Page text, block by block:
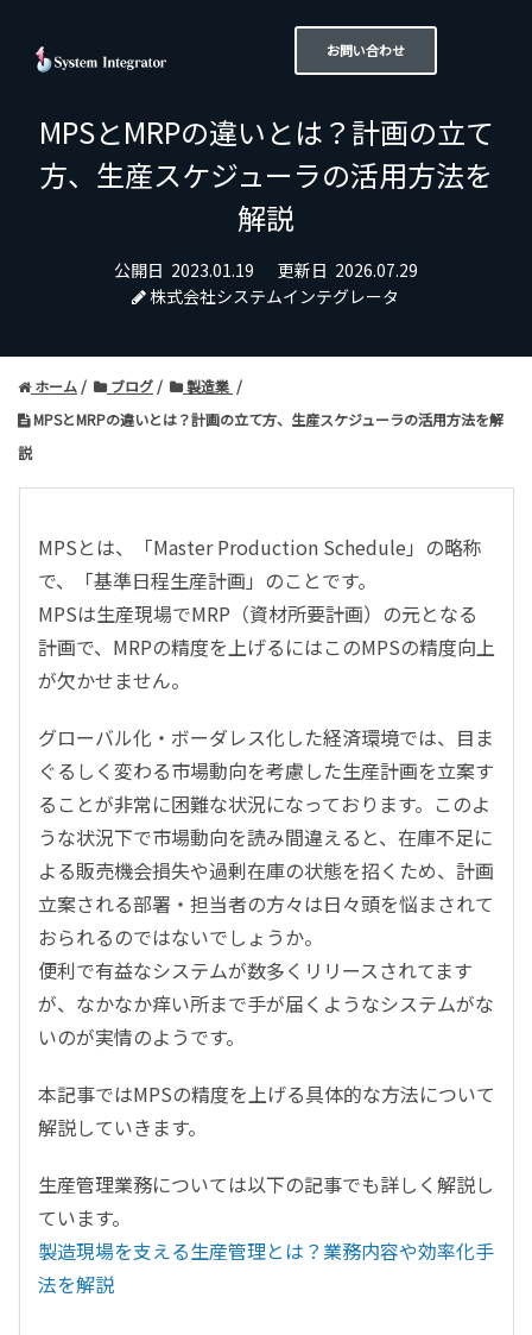
お問い合わせ
MPSとMRPの違いとは？計画の立て
方、生産スケジューラの活用方法を
解説
公開日 2023.01.19 更新日 2026.07.29
株式会社システムインテグレータ
ホーム ブログ
製造業
MPSとMRPの違いとは？計画の立て方、生産スケジューラの活用方法を解
説
MPSとは、「Master Production Schedule」の略称
で、「基準日程生産計画」のことです。
MPSは生産現場でMRP（資材所要計画）の元となる
計画で、MRPの精度を上げるにはこのMPSの精度向上
が欠かせません。
グローバル化・ボーダレス化した経済環境では、目ま
ぐるしく変わる市場動向を考慮した生産計画を立案す
ることが非常に困難な状況になっております。このよ
うな状況下で市場動向を読み間違えると、在庫不足に
よる販売機会損失や過剰在庫の状態を招くため、計画
立案される部署・担当者の方々は日々頭を悩まされて
おられるのではないでしょうか。
便利で有益なシステムが数多くリリースされてます
が、なかなか痒い所まで手が届くようなシステムがな
いのが実情のようです。
本記事ではMPSの精度を上げる具体的な方法について
解説していきます。
生産管理業務については以下の記事でも詳しく解説し
ています。
製造現場を支える生産管理とは？業務内容や効率化手
法を解説